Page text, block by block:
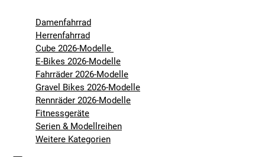
Damenfahrrad
Herrenfahrrad
Cube 2026-Modelle
E-Bikes 2026-Modelle
Fahrräder 2026-Modelle
Gravel Bikes 2026-Modelle
Rennräder 2026-Modelle
Fitnessgeräte
Serien & Modellreihen
Weitere Kategorien